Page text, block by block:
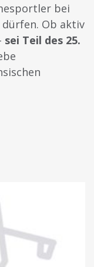
bei
Ob aktiv
sei Teil des 25.